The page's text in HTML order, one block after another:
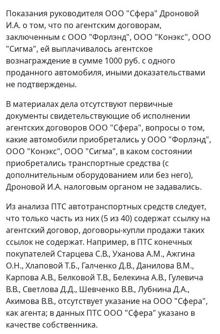
Показания руководителя ООО "Сфера" Дроновой
И.А. о том, что по агентским договорам,
заключенным с ООО "Форлэнд", ООО "Конэкс", ООО
"Сигма", ей выплачивалось агентское
вознаграждение в сумме 1000 руб. с одного
проданного автомобиля, иными доказательствами
не подтверждены.
В материалах дела отсутствуют первичные
документы свидетельствующие об исполнении
агентских договоров ООО "Сфера", вопросы о том,
какие автомобили приобретались у ООО "Форлэнд",
ООО "Конэкс", ООО "Сигма", в каком состоянии
приобретались транспортные средства (с
дополнительным оборудованием или без него),
Дроновой И.А. налоговым органом не задавались.
Из анализа ПТС автотранспортных средств следует,
что только часть из них (5 из 40) содержат ссылку на
агентский договор, договоры-купли продажи таких
ссылок не содержат. Например, в ПТС конечных
покупателей Старцева С.В., Уханова А.М., Ажгина
О.Н., Хлаповой Т.Б., Галченко Д.В., Данилова В.М.,
Карпова А.В., Белковой Т.В., Белекина А.В., Гулевича
В.В., Светлова Д.Д., Шевченко В.В., Лубнина Д.А.,
Акимова В.В., отсутствует указание на ООО "Сфера",
как агента; в данных ПТС ООО "Сфера" указано в
качестве собственника.